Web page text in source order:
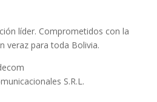
líder. Comprometidos con la
veraz para toda Bolivia.
S.R.L.